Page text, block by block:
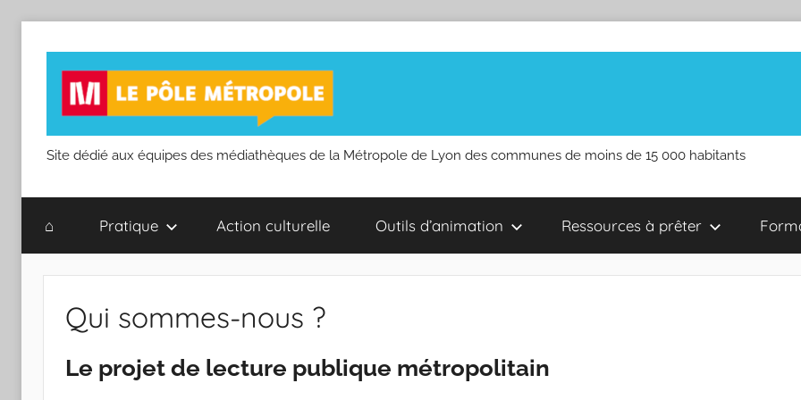
contenu
Pôle
Métropole
de
la
Bibliothèque
Site dédié aux équipes des médiathèques de la Métropole de Lyon des communes de moins de 15 000 habitants
⌂ Pratique Action culturelle Outils d’animation Ressources à prêter
Qui sommes-nous ?
Le projet de lecture publique métropolitain